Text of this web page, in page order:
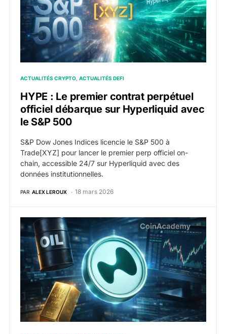
ACTUALITÉS CRYPTO ACTUALITÉS DEFI
HYPE : Le premier contrat perpétuel
officiel débarque sur Hyperliquid avec
le S&P 500
S&P Dow Jones Indices licencie le S&P 500 à
Trade[XYZ] pour lancer le premier perp officiel on-
chain, accessible 24/7 sur Hyperliquid avec des
données institutionnelles.
PAR ALEX LEROUX 18 mars 2026
HYPE : les futures tokenisés d’Hyperliquid atteignent